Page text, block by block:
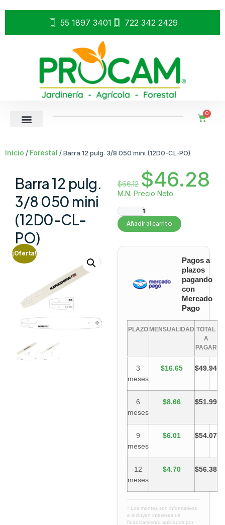
55 1897 3401 722 342 2429
0
Inicio / Forestal / Barra 12 pulg. 3/8 050 mini (12D0-CL-PO)
Barra 12 pulg.
3/8 050 mini
(12D0-CL-
PO)
¡Oferta!
$66.12 $46.28
M.N. Precio Neto
Añadir al carrito
Pagos a
plazos
pagando
con
Mercado
Pago
PLAZO MENSUALIDAD TOTAL
A
PAGAR
3
meses
$16.65 $49.94
6
meses
$8.66 $51.99
9
meses
$6.01 $54.07
12
meses
$4.70 $56.38
* Los montos son informativos
e incluyen intereses de
financiamiento aplicados por